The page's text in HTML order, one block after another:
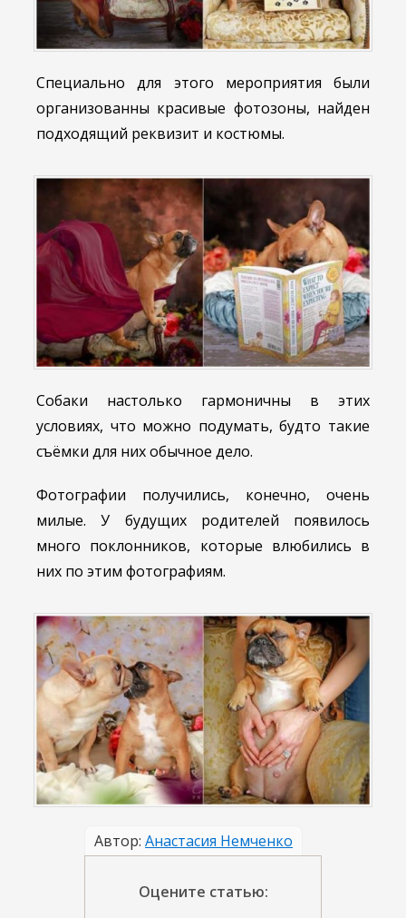
Специально для этого мероприятия были
организованны красивые фотозоны, найден
подходящий реквизит и костюмы.
Собаки настолько гармоничны в этих
условиях, что можно подумать, будто такие
съёмки для них обычное дело.
Фотографии получились, конечно, очень
милые. У будущих родителей появилось
много поклонников, которые влюбились в
них по этим фотографиям.
Автор: Анастасия Немченко
Оцените статью: